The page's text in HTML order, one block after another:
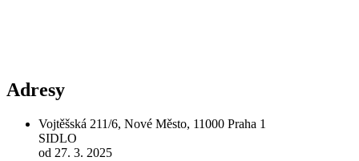
Adresy
Vojtěšská 211/6, Nové Město, 11000 Praha 1
SIDLO
od 27. 3. 2025